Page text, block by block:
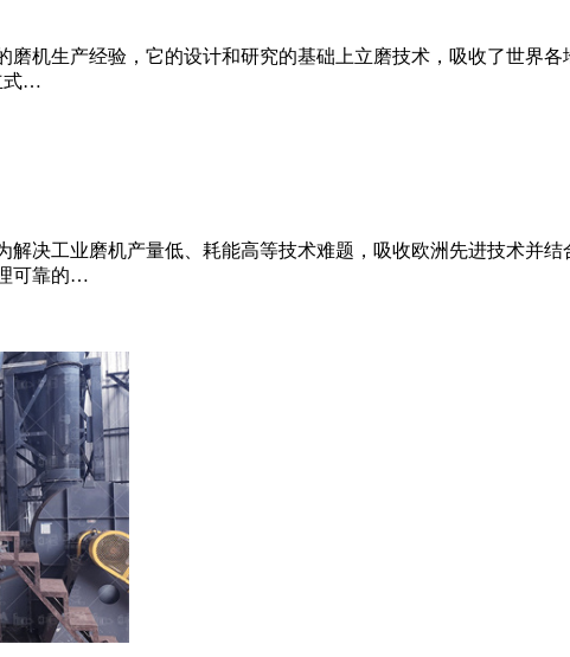
磨机生产经验，它的设计和研究的基础上立磨技术，吸收了世界
式…
解决工业磨机产量低、耗能高等技术难题，吸收欧洲先进技术并
可靠的…